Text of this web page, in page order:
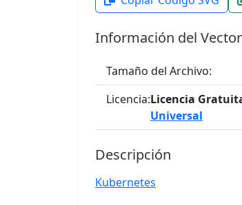
Información del Vector
Tamaño del Archivo:
Licencia:Licencia
Universal
Descripción
Kubernetes